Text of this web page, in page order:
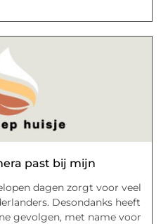
past bij mijn
dagen zorgt voor veel
Desondanks heeft
gevolgen, met name voor